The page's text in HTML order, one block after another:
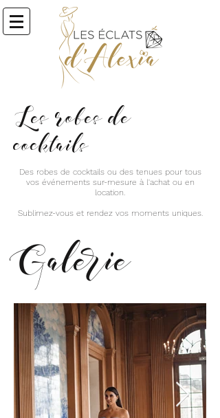
Les robes de
cocktails
Des robes de cocktails ou des tenues pour tous
vos événements sur-mesure à l'achat ou en
location.
Sublimez-vous et rendez vos moments uniques.
Galerie